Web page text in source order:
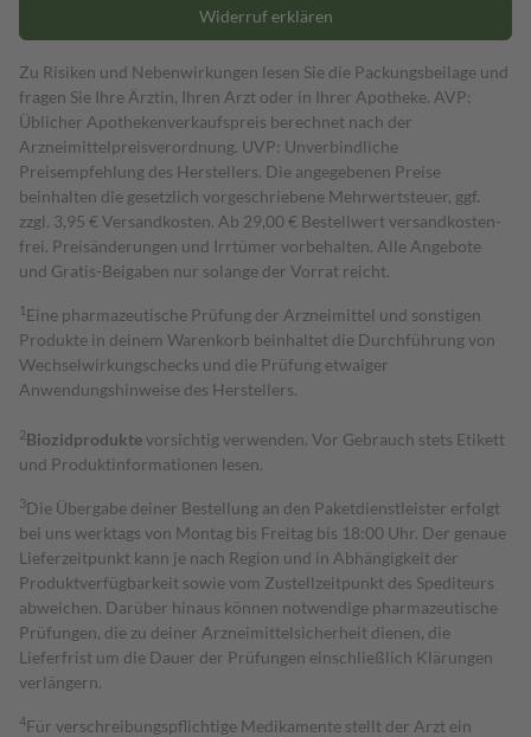
Widerruf erklären
Zu Risiken und Nebenwirkungen lesen Sie die Packungsbeilage und
fragen Sie Ihre Ärztin, Ihren Arzt oder in Ihrer Apotheke. AVP:
Üblicher Apothekenverkaufspreis berechnet nach der
Arzneimittelpreisverordnung. UVP: Unverbindliche
Preisempfehlung des Herstellers. Die angegebenen Preise
beinhalten die gesetzlich vorgeschriebene Mehrwertsteuer, ggf.
zzgl. 3,95 € Versandkosten. Ab 29,00 € Bestell­wert versand­kosten­
frei. Preisänderungen und Irrtümer vorbehalten. Alle Angebote
und Gratis-Beigaben nur solange der Vorrat reicht.
1 Eine pharmazeutische Prüfung der Arzneimittel und sonstigen
Produkte in deinem Warenkorb beinhaltet die Durchführung von
Wechselwirkungschecks und die Prüfung etwaiger
Anwendungshinweise des Herstellers.
2Biozidproduktevorsichtig verwenden. Vor Gebrauch stets Etikett
und Produktinformationen lesen.
3Die Übergabe deiner Bestellung an den Paketdienstleister erfolgt
bei uns werktags von Montag bis Freitag bis 18:00 Uhr. Der genaue
Lieferzeitpunkt kann je nach Region und in Abhängigkeit der
Produktverfügbarkeit sowie vom Zustellzeitpunkt des Spediteurs
abweichen. Darüber hinaus können notwendige pharmazeutische
Prüfungen, die zu deiner Arzneimittelsicherheit dienen, die
Lieferfrist um die Dauer der Prüfungen einschließlich Klärungen
verlängern.
4Für verschreibungspflichtige Medikamente stellt der Arzt ein